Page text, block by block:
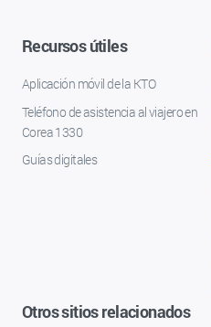
Recursos útiles
Aplicación móvil de la KTO
Teléfono de asistencia al viajero en
Corea 1330
Guías digitales
Otros sitios relacionados